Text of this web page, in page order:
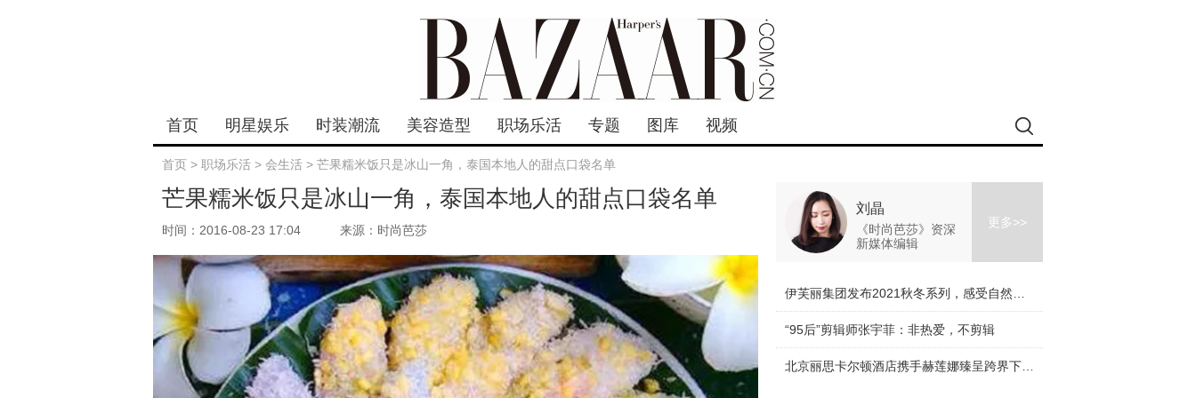
首页 明星娱乐 时装潮流 美容造型 职场乐活 专题 图库 视频
首页 > 职场乐活 > 会生活 > 芒果糯米饭只是冰山一角，泰国本地人的甜点口袋名单
芒果糯米饭只是冰山一角，泰国本地人的甜点口袋名单
时间：2016-08-23 17:04 来源：时尚芭莎
刘晶
《时尚芭莎》资深
新媒体编辑
更多>>
“95后”剪辑师张宇菲：非热爱，不剪辑